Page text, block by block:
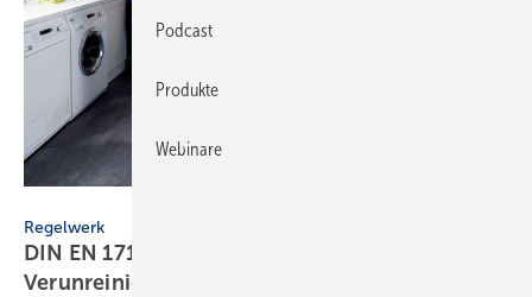
Regelwerk
DIN EN 1717: So wird Trinkwasser gegen
Verunreinigungen
Podcast
Produkte
Webinare